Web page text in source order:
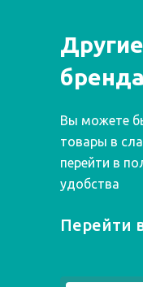
Вы можете
товары в
перейти в
удобства
Перейти